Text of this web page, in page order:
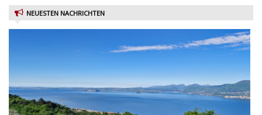
NEUESTEN NACHRICHTEN